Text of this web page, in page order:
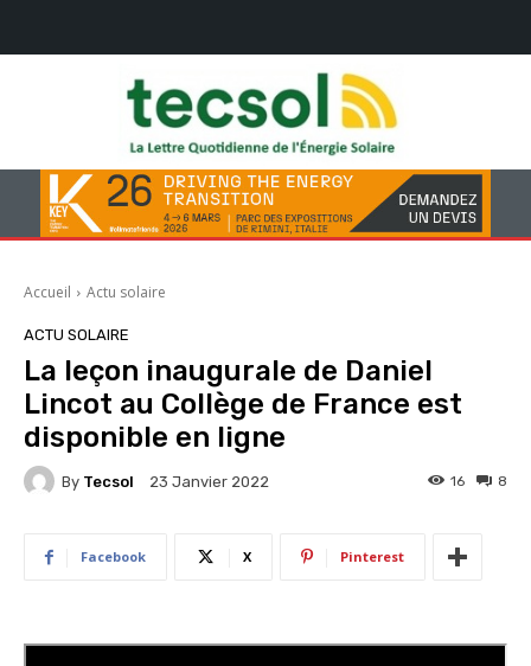
Accueil Actu solaire
ACTU SOLAIRE
La leçon inaugurale de Daniel
Lincot au Collège de France est
disponible en ligne
By Tecsol 23 Janvier 2022 8
16
Facebook X Pinterest